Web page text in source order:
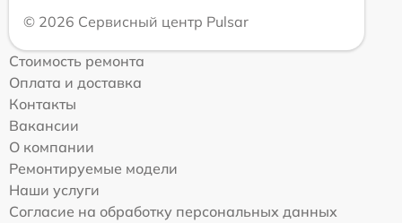
© 2026 Сервисный центр Pulsar
Стоимость ремонта
Оплата и доставка
Контакты
Вакансии
О компании
Ремонтируемые модели
Наши услуги
Согласие на обработку персональных данных